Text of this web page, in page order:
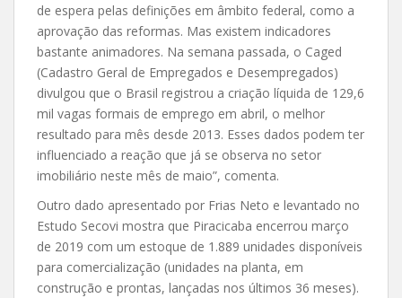
de espera pelas definições em âmbito federal, como a
aprovação das reformas. Mas existem indicadores
bastante animadores. Na semana passada, o Caged
(Cadastro Geral de Empregados e Desempregados)
divulgou que o Brasil registrou a criação líquida de 129,6
mil vagas formais de emprego em abril, o melhor
resultado para mês desde 2013. Esses dados podem ter
influenciado a reação que já se observa no setor
imobiliário neste mês de maio”, comenta.
Outro dado apresentado por Frias Neto e levantado no
Estudo Secovi mostra que Piracicaba encerrou março
de 2019 com um estoque de 1.889 unidades disponíveis
para comercialização (unidades na planta, em
construção e prontas, lançadas nos últimos 36 meses).